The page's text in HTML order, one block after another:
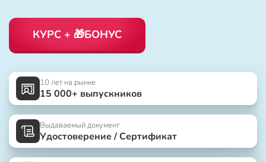
КУРС + 🎁БОНУС
10 лет на рынке
15 000+ выпускников
Выдаваемый документ
Удостоверение / Сертификат